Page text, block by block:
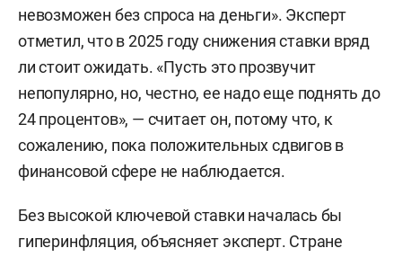
невозможен без спроса на деньги». Эксперт
отметил, что в 2025 году снижения ставки вряд
ли стоит ожидать. «Пусть это прозвучит
непопулярно, но, честно, ее надо еще поднять до
24 процентов», — считает он, потому что, к
сожалению, пока положительных сдвигов в
финансовой сфере не наблюдается.
Без высокой ключевой ставки началась бы
гиперинфляция, объясняет эксперт. Стране